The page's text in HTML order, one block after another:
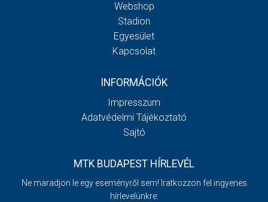
Webshop
Stadion
Egyesület
Kapcsolat
INFORMÁCIÓK
Impresszum
Adatvédelmi Tájékoztató
Sajtó
MTK BUDAPEST HÍRLEVÉL
Ne maradjon le egy eseményről sem! Iratkozzon fel ingyenes
hírlevelünkre: